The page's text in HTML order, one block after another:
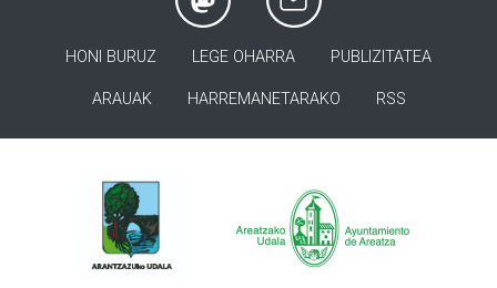
HONI BURUZ LEGE OHARRA PUBLIZITATEA
ARAUAK HARREMANETARAKO RSS